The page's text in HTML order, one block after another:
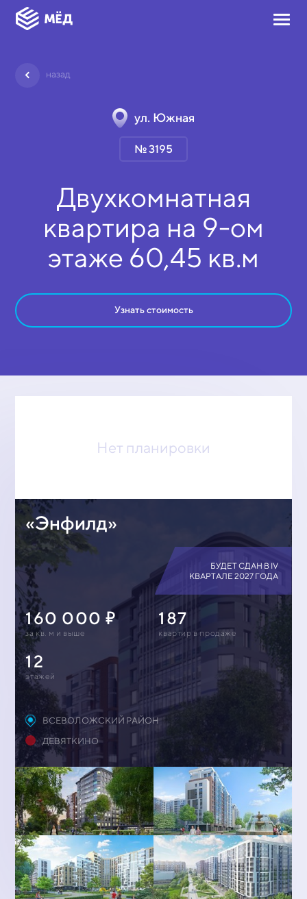
назад
ул. Южная
№ 3195
Двухкомнатная
квартира на 9-ом
этаже 60,45 кв.м
Узнать стоимость
Нет планировки
«Энфилд»
БУДЕТ СДАН В IV
КВАРТАЛЕ 2027 ГОДА
160 000
за кв. м и выше
187
квартир в продаже
12
этажей
ВСЕВОЛОЖСКИЙ РАЙОН
ДЕВЯТКИНО